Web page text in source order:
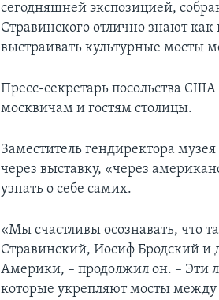
сегодняшней экспозицией,
Стравинского отлично знают
выстраивать культурные мосты
Пресс-секретарь посольства
москвичам и гостям столицы.
Заместитель гендиректора
через выставку, «через
узнать о себе самих.
«Мы счастливы осознавать, что
Стравинский, Иосиф Бродский и
Америки, – продолжил он. – Эти
которые укрепляют мосты между